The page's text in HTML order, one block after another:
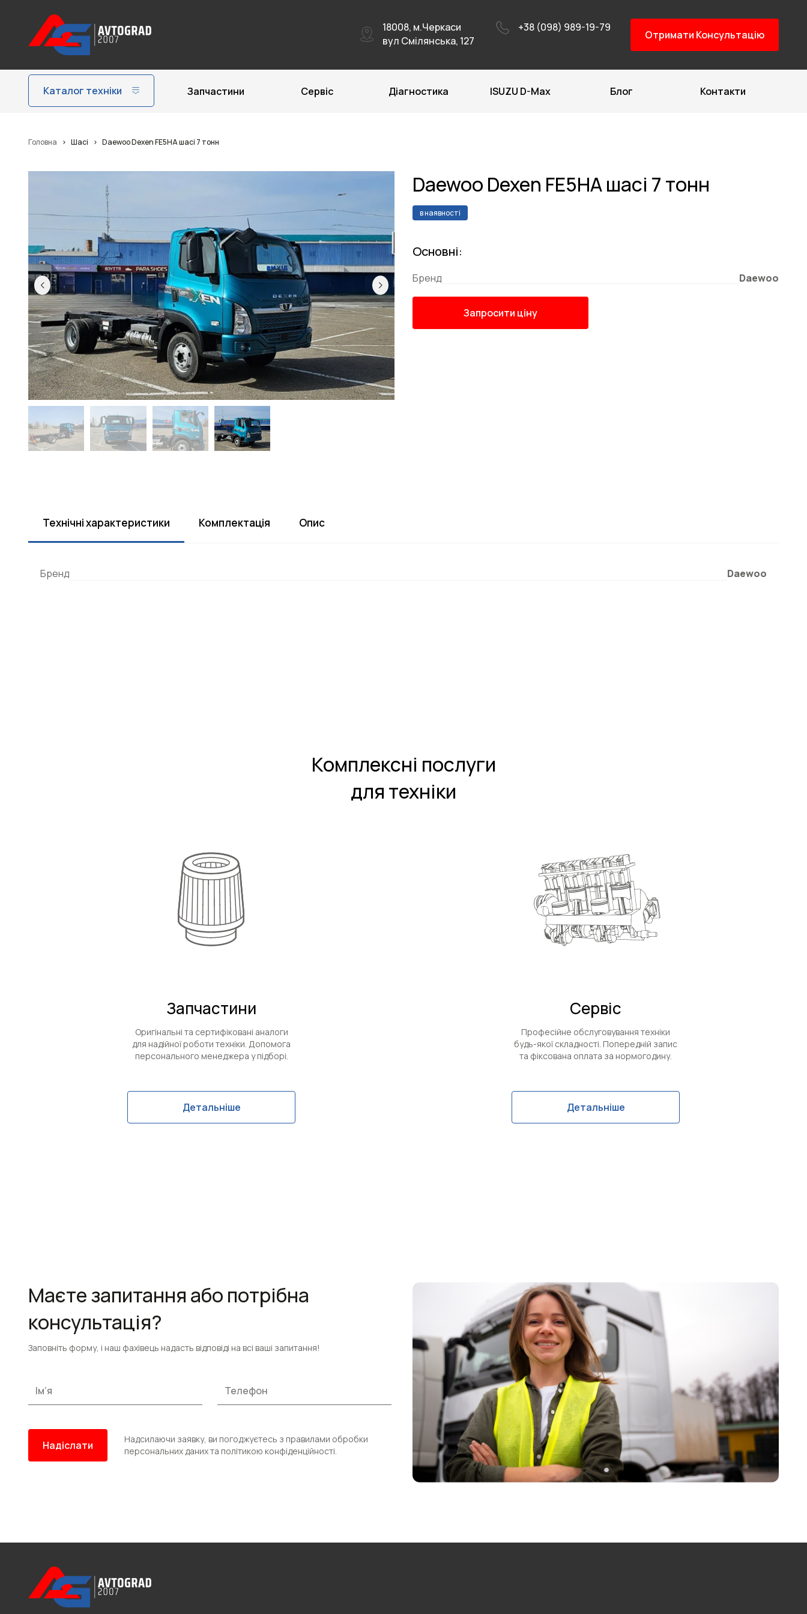
18008, м.Черкаси
вул Смілянська, 127
+38 (098) 989-19-79
Отримати Консультацію
Каталог техніки Запчастини Сервіс Діагностика ISUZU D-Max Блог Контакти
Головна > Шасі > Daewoo Dexen FE5НA шасі 7 тонн
Daewoo Dexen FE5НA шасі 7 тонн
в наявності
Основні:
Бренд Daewoo
Запросити ціну
Технічні характеристики Комплектація Опис
Бренд Daewoo
Комплексні послуги
для техніки
Запчастини
Оригінальні та сертифіковані аналоги
для надійної роботи техніки. Допомога
персонального менеджера у підборі.
Детальніше
Сервіс
Професійне обслуговування техніки
будь-якої складності. Попередній запис
та фіксована оплата за нормогодину.
Детальніше
Маєте запитання або потрібна
консультація?
Заповніть форму, і наш фахівець надасть відповіді на всі ваші запитання!
Надсилаючи заявку, ви погоджуєтесь з правилами обробки
персональних даних та політикою конфіденційності.